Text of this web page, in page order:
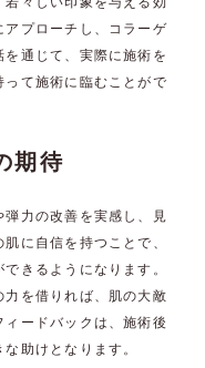
プローチし、コラーゲ
通じて、実際に施術を
て施術に臨むことがで
期待
力の改善を実感し、見
に自信を持つことで、
きるようになります。
を借りれば、肌の大敵
ードバックは、施術後
助けとなります。